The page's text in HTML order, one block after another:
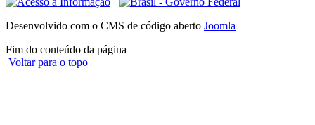
Desenvolvido com o CMS de código aberto Joomla
Fim do conteúdo da página
Voltar para o topo